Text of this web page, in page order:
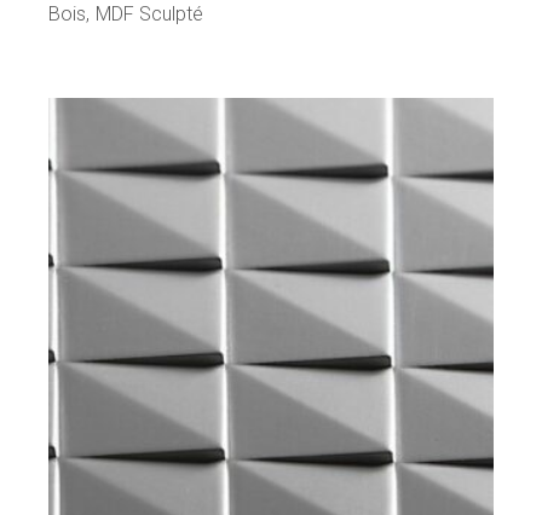
Bois MDF Sculpté